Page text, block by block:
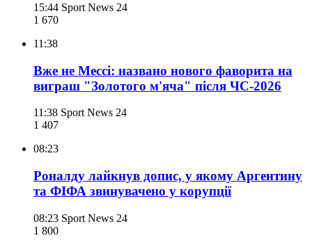
15:44 Sport News 24
1 670
11:38
Вже не Мессі: названо нового фаворита на
виграш "Золотого м'яча" після ЧС-2026
11:38 Sport News 24
1 407
08:23
Роналду лайкнув допис, у якому Аргентину
та ФІФА звинувачено у корупції
08:23 Sport News 24
1 800